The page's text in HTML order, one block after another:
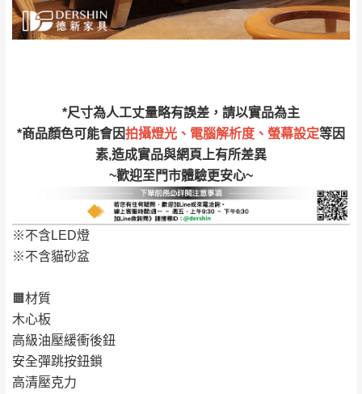
*尺寸為人工丈量略有誤差，請以實品為主
*商品顏色可能會因拍攝燈光、電腦解析度、螢幕設定等因
素,造成實品與網頁上有所差異
~歡迎至門市體驗更安心~
※不含LED燈
※不含貓砂盆
🟧材質
木心板
高級油壓緩衝後鈕
安全彈跳按鈕鎖
高清壓克力
NT$500元
＊A108產品另收運費
NT$500元
＊A108產品另收運費
安鄉、大湖鄉、頭
屋、獅潭鄉
配送天數：5~14天
到貨時間：指定送貨日當天以電話聯絡確認
｜周（一）配送部門固定公休無送貨｜
暫無配送地區
雄、屏東、宜蘭、 花蓮、台東、金門、馬祖、澎湖地區
（可於LINE線上詢問 →
天在家等貨，以節省您的寶貴時間。
由於百貨公司配送較為不易，故暫無法配送
發票寄送：
若您選擇三聯式或索取兩聯式發票，發票將於商品
完成出貨15個工作天另行寄出，另外約加上2~7個
工作天內送達，如遇國定假日將順延寄送。
退換貨說明：
若收到不良品，請於到貨日起七日內通知本
公司客服人員，我們將為您更換新品，運費
包裝、廠商紙及所有附隨文件或資料之完整
性)，若未依照上述方式處理，恕無法接受退
貨。